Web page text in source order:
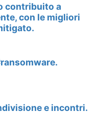
contribuito a
con le migliori
e incontri.